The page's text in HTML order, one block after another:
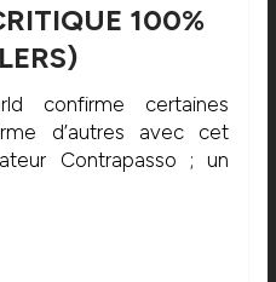
100%
confirme certaines
d’autres avec cet
Contrapasso ; un